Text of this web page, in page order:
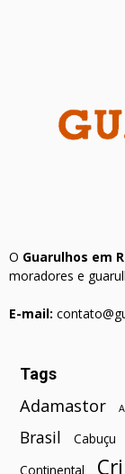
O Guarulhos em
moradores e
E-mail:
Tags
Adamastor
Brasil Cabuçu
Continental